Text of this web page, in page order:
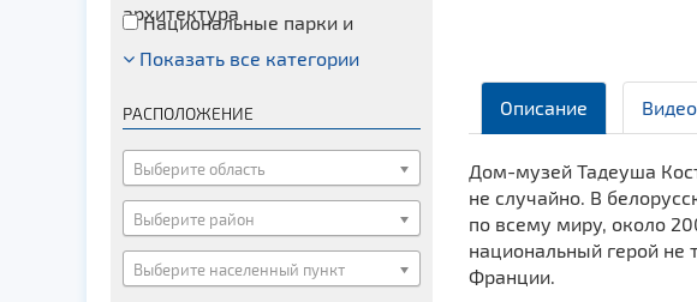
архитектура
Национальные парки и
заказники
Озера и водоемы
Памятники археологии
Памятники геодезии
Памятники природы
Памятники известным людям
Церкви
Показать все категории
РАСПОЛОЖЕНИЕ
Выберите область
Выберите район
Выберите населенный пункт
Описание Видео
Дом-музей Тадеуша
не случайно. В
по всему миру, около
национальный герой
Франции.